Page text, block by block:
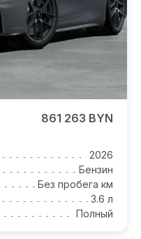
861 263 BYN
2026
Бензин
Без пробега км
3.6 л
Полный